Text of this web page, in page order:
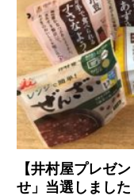
【井村屋プレゼ
せ」当選しました